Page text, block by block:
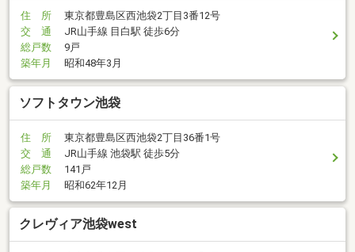
住 所
東京都豊島区西池袋2丁目3番12号
交 通
JR山手線 目白駅 徒歩6分
総戸数
9戸
築年月
昭和48年3月
ソフトタウン池袋
住 所
東京都豊島区西池袋2丁目36番1号
交 通
JR山手線 池袋駅 徒歩5分
総戸数
141戸
築年月
昭和62年12月
クレヴィア池袋west